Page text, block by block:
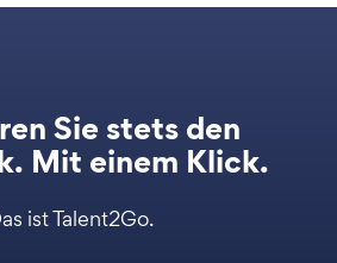
Sie stets den
Mit einem Klick.
ist Talent2Go.